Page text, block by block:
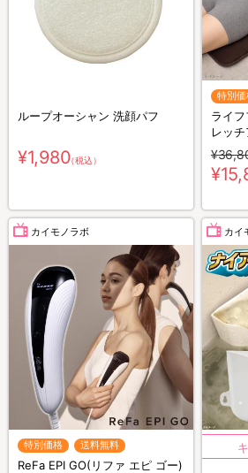
ループオーシャン 洗顔パフ
¥1,980（税込）
特別
ライ
レッ
カイモノラボ
特別価格 送料無料
ReFa EPI GO(リファ エピ ゴー)
カイ